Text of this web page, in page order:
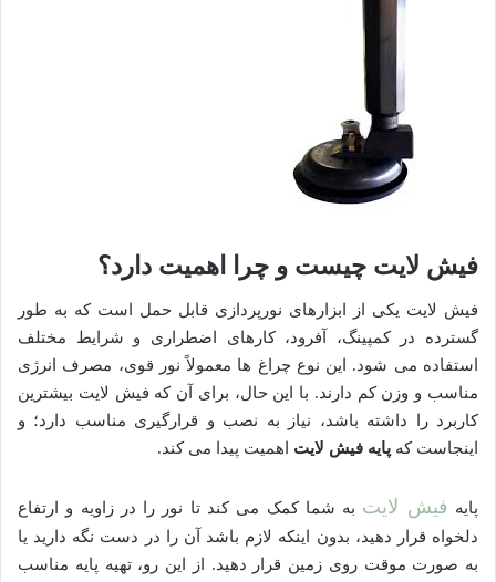
فیش لایت چیست و چرا اهمیت دارد؟
فیش لایت یکی از ابزارهای نورپردازی قابل حمل است که به طور
گسترده در کمپینگ، آفرود، کارهای اضطراری و شرایط مختلف
استفاده می شود. این نوع چراغ ها معمولاً نور قوی، مصرف انرژی
مناسب و وزن کم دارند. با این حال، برای آن که فیش لایت بیشترین
کاربرد را داشته باشد، نیاز به نصب و قرارگیری مناسب دارد؛ و
اینجاست که پایه فیش لایت اهمیت پیدا می کند.
پایه فیش لایت به شما کمک می کند تا نور را در زاویه و ارتفاع
دلخواه قرار دهید، بدون اینکه لازم باشد آن را در دست نگه دارید یا
به صورت موقت روی زمین قرار دهید. از این رو، تهیه پایه مناسب